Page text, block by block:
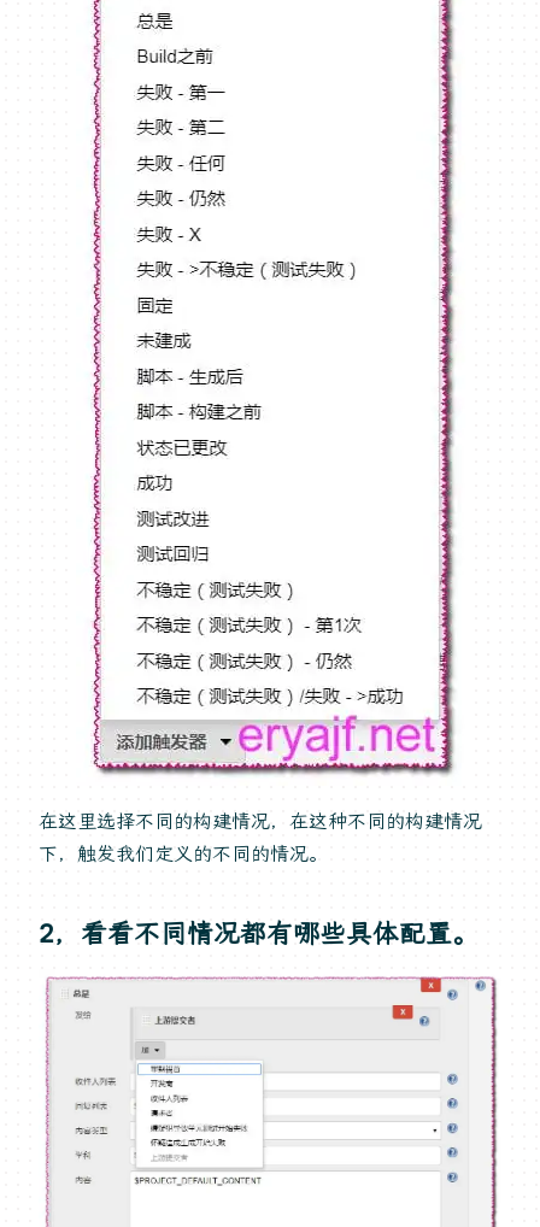
在这里选择不同的构建情况，在这种不同的构建情况
下，触发我们定义的不同的情况。
2，看看不同情况都有哪些具体配置。